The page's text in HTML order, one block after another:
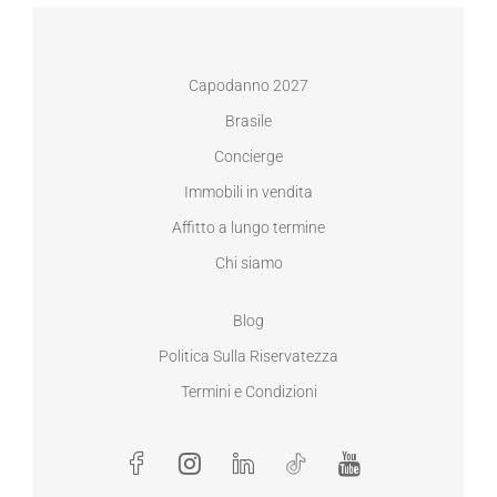
Capodanno 2027
Brasile
Concierge
Immobili in vendita
Affitto a lungo termine
Chi siamo
Blog
Politica Sulla Riservatezza
Termini e Condizioni